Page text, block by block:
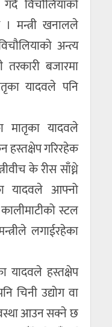
विचौलियाको
। मन्त्री खनालले
अन्त्य
बजारमा
यादवले पनि
यादवले
हस्तक्षेप गरिरहेक
के रीस साँध्ने
यादवले आफ्नो
कालीमाटीको स्टल
लगाईरहेका
यादवले हस्तक्षेप
चिनी उद्योग वा
आउन सक्ने छ